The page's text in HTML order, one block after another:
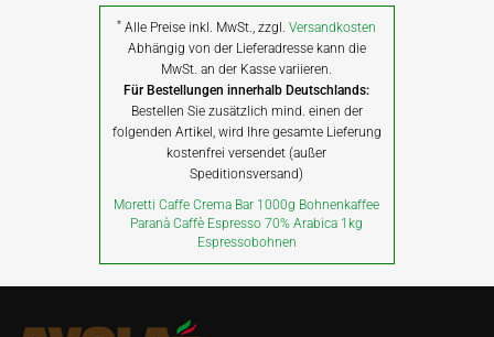
* Alle Preise inkl. MwSt., zzgl.Versandkosten
Abhängig von der Lieferadresse kann die
MwSt. an der Kasse variieren.
Für Bestellungen innerhalb Deutschlands:
Bestellen Sie zusätzlich mind. einen der
folgenden Artikel, wird Ihre gesamte Lieferung
kostenfrei versendet (außer
Speditionsversand)
Moretti Caffe Crema Bar 1000g Bohnenkaffee
Paranà Caffè Espresso 70% Arabica 1kg
Espressobohnen